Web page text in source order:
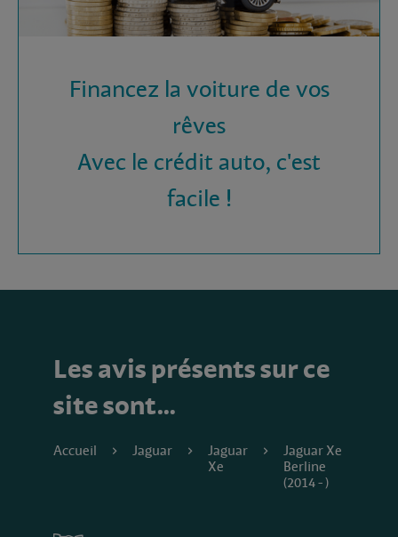
Financez la voiture de vos
rêves
Avec le crédit auto, c'est
facile !
Les avis présents sur ce
site sont…
Accueil Jaguar
Jaguar
Xe
Jaguar Xe
Berline
(2014 - )